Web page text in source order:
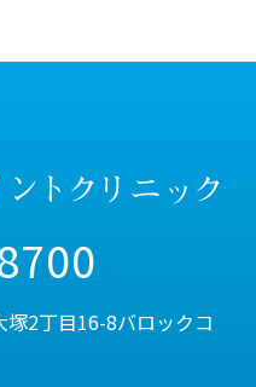
2丁目16-8バロックコ